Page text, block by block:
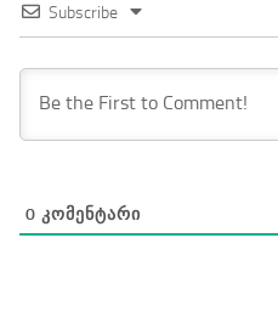
Subscribe
0 ᲙᲝᲛᲔᲜᲢᲐᲠᲘ